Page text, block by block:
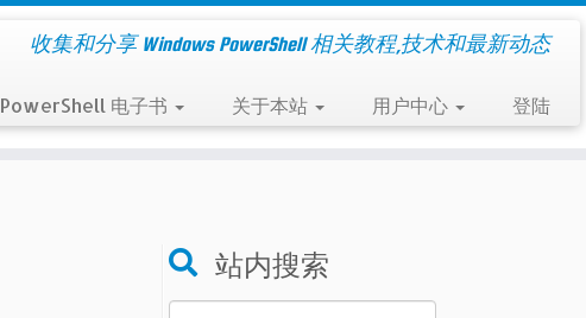
收集和分享 Windows PowerShell 相关教程,技术和最新动态
PowerShell 电子书 关于本站 用户中心 登陆
站内搜索